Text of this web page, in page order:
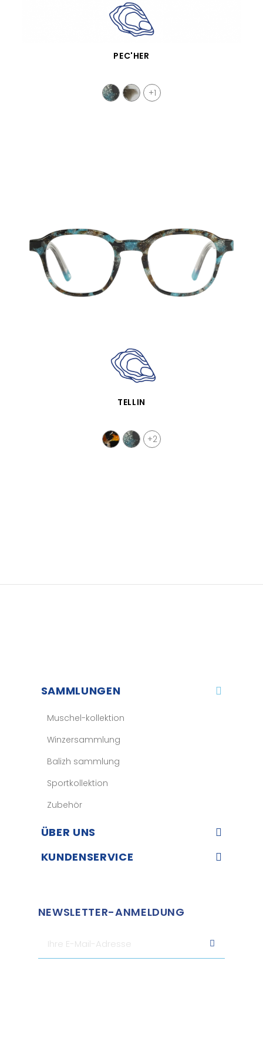
SCHNELLANSICHT
PEC'HER
+1
SCHNELLANSICHT
TELLIN
+2
SAMMLUNGEN
Muschel-kollektion
Winzersammlung
Balizh sammlung
Sportkollektion
Zubehör
ÜBER UNS​
KUNDENSERVICE​
NEWSLETTER-ANMELDUNG